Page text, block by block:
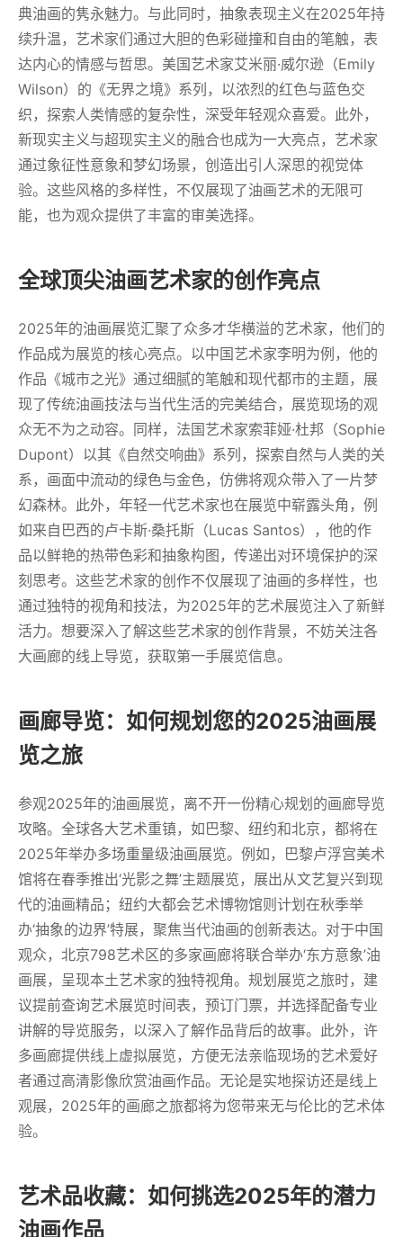
典油画的隽永魅力。与此同时，抽象表现主义在2025年持
续升温，艺术家们通过大胆的色彩碰撞和自由的笔触，表
达内心的情感与哲思。美国艺术家艾米丽·威尔逊（Emily
Wilson）的《无界之境》系列，以浓烈的红色与蓝色交
织，探索人类情感的复杂性，深受年轻观众喜爱。此外，
新现实主义与超现实主义的融合也成为一大亮点，艺术家
通过象征性意象和梦幻场景，创造出引人深思的视觉体
验。这些风格的多样性，不仅展现了油画艺术的无限可
能，也为观众提供了丰富的审美选择。
全球顶尖油画艺术家的创作亮点
2025年的油画展览汇聚了众多才华横溢的艺术家，他们的
作品成为展览的核心亮点。以中国艺术家李明为例，他的
作品《城市之光》通过细腻的笔触和现代都市的主题，展
现了传统油画技法与当代生活的完美结合，展览现场的观
众无不为之动容。同样，法国艺术家索菲娅·杜邦（Sophie
Dupont）以其《自然交响曲》系列，探索自然与人类的关
系，画面中流动的绿色与金色，仿佛将观众带入了一片梦
幻森林。此外，年轻一代艺术家也在展览中崭露头角，例
如来自巴西的卢卡斯·桑托斯（Lucas Santos），他的作
品以鲜艳的热带色彩和抽象构图，传递出对环境保护的深
刻思考。这些艺术家的创作不仅展现了油画的多样性，也
通过独特的视角和技法，为2025年的艺术展览注入了新鲜
活力。想要深入了解这些艺术家的创作背景，不妨关注各
大画廊的线上导览，获取第一手展览信息。
画廊导览：如何规划您的2025油画展
览之旅
参观2025年的油画展览，离不开一份精心规划的画廊导览
攻略。全球各大艺术重镇，如巴黎、纽约和北京，都将在
2025年举办多场重量级油画展览。例如，巴黎卢浮宫美术
馆将在春季推出‘光影之舞’主题展览，展出从文艺复兴到现
代的油画精品；纽约大都会艺术博物馆则计划在秋季举
办‘抽象的边界’特展，聚焦当代油画的创新表达。对于中国
观众，北京798艺术区的多家画廊将联合举办‘东方意象’油
画展，呈现本土艺术家的独特视角。规划展览之旅时，建
议提前查询艺术展览时间表，预订门票，并选择配备专业
讲解的导览服务，以深入了解作品背后的故事。此外，许
多画廊提供线上虚拟展览，方便无法亲临现场的艺术爱好
者通过高清影像欣赏油画作品。无论是实地探访还是线上
观展，2025年的画廊之旅都将为您带来无与伦比的艺术体
验。
艺术品收藏：如何挑选2025年的潜力
油画作品